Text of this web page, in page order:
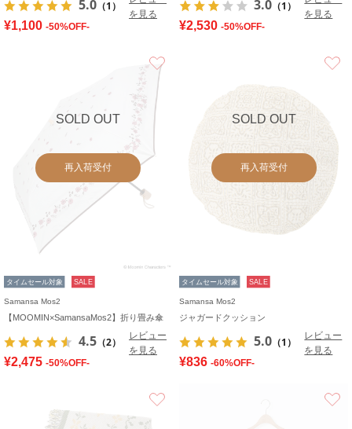
5.0 （1）
を見る
¥1,100 -50%OFF-
3.0 （1）
を見る
¥2,530 -50%OFF-
SOLD OUT
再入荷受付
タイムセール対象 SALE
Samansa Mos2
【MOOMIN×SamansaMos2】折り畳み傘
4.5 （2）
レビュー
を見る
¥2,475 -50%OFF-
SOLD OUT
再入荷受付
タイムセール対象 SALE
Samansa Mos2
ジャガードクッション
5.0 （1）
レビュー
を見る
¥836 -60%OFF-